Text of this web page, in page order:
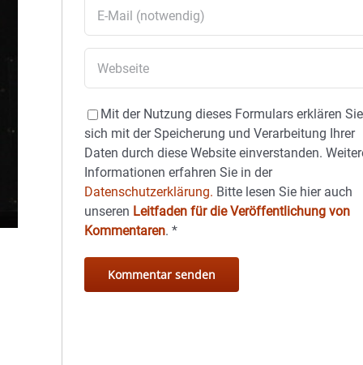
Mit der Nutzung dieses Formulars erklären Sie
sich mit der Speicherung und Verarbeitung Ihrer
Daten durch diese Website einverstanden.
Informationen erfahren Sie in der
Datenschutzerklärung. Bitte lesen Sie hier auch
unseren Leitfaden für die Veröffentlichung von
Kommentaren.*